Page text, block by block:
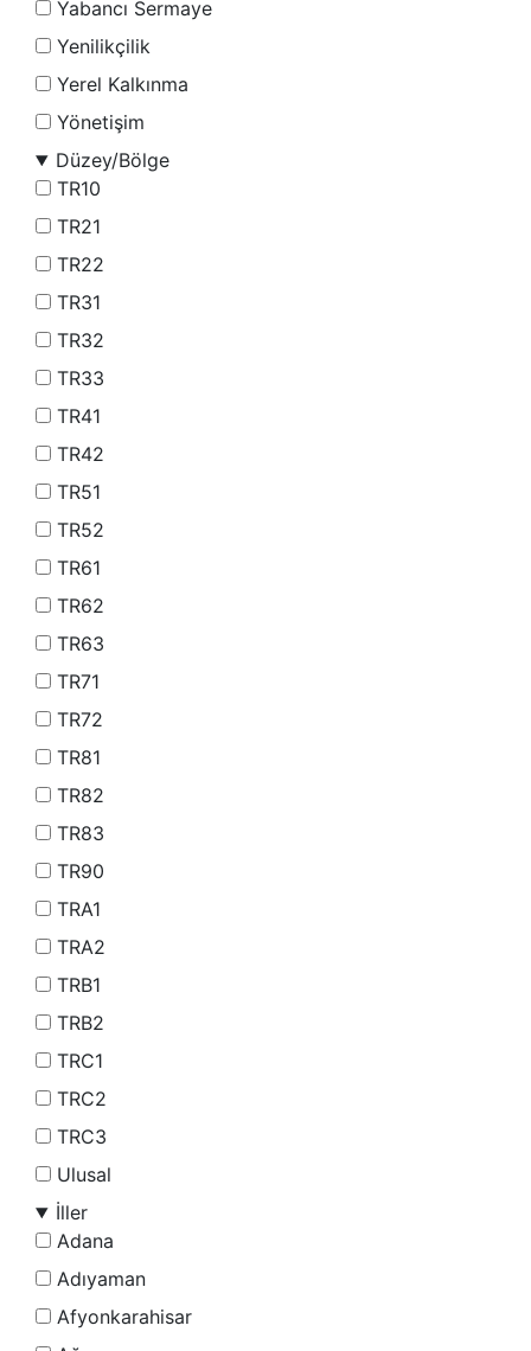
Yabancı Sermaye
Yenilikçilik
Yerel Kalkınma
Yönetişim
Düzey/Bölge
TR10
TR21
TR22
TR31
TR32
TR33
TR41
TR42
TR51
TR52
TR61
TR62
TR63
TR71
TR72
TR81
TR82
TR83
TR90
TRA1
TRA2
TRB1
TRB2
TRC1
TRC2
TRC3
Ulusal
İller
Adana
Adıyaman
Afyonkarahisar